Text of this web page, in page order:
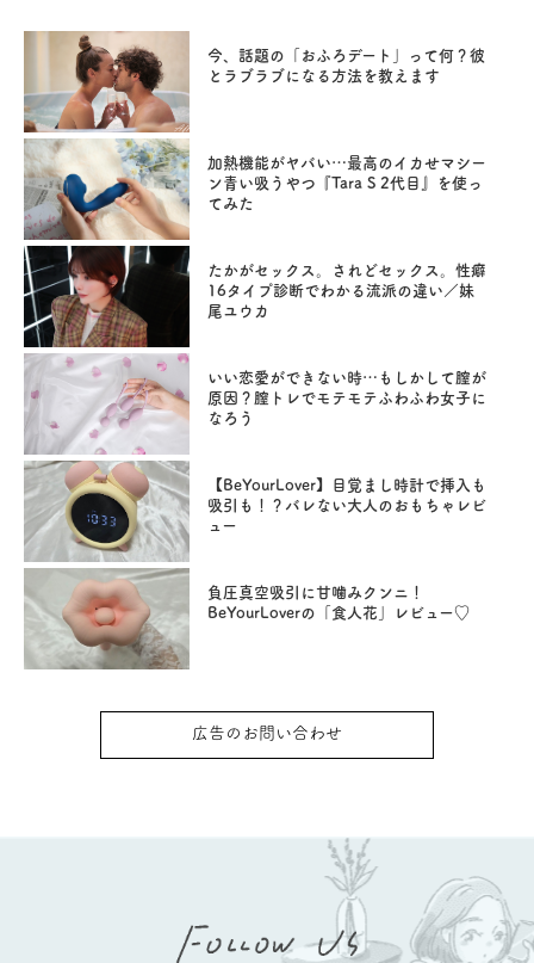
今、話題の「おふろデート」って何？彼
とラブラブになる方法を教えます
加熱機能がヤバい…最高のイカせマシー
ン青い吸うやつ『Tara S 2代目』を使っ
てみた
たかがセックス。されどセックス。性癖
16タイプ診断でわかる流派の違い／妹
尾ユウカ
いい恋愛ができない時…もしかして膣が
原因？膣トレでモテモテふわふわ女子に
なろう
【BeYourLover】目覚まし時計で挿入も
吸引も！？バレない大人のおもちゃレビ
ュー
負圧真空吸引に甘噛みクンニ！
BeYourLoverの「食人花」レビュー♡
広告のお問い合わせ